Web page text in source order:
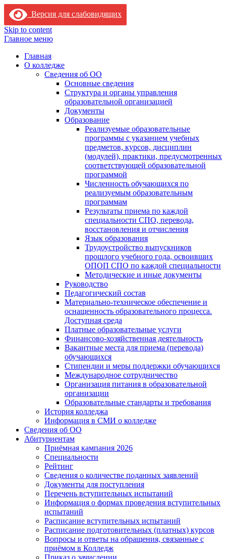
Версия для слабовидящих
Skip to content
Главное меню
Главная
О колледже
Сведения об ОО
Основные сведения
Структура и органы управления
образовательной организацией
Документы
Образование
Реализуемые образовательные
программы с указанием учебных
предметов, курсов, дисциплин
(модулей), практики, предусмотренных
соответствующей образовательной
программой
Численность обучающихся по
реализуемым образовательным
программам
Результаты приема по каждой
специальности СПО, перевода,
восстановления и отчисления
Язык образования
Трудоустройство выпускников
прошлого учебного года, освоивших
ОПОП СПО по каждой специальности
Методические и иные документы
Руководство
Педагогический состав
Материально-техническое обеспечение и
оснащенность образовательного процесса.
Доступная среда
Платные образовательные услуги
Финансово-хозяйственная деятельность
Вакантные места для приема (перевода)
обучающихся
Стипендии и меры поддержки обучающихся
Международное сотрудничество
Организация питания в образовательной
организации
Образовательные стандарты и требования
История колледжа
Информация в СМИ о колледже
Сведения об ОО
Абитуриентам
Приёмная кампания 2026
Специальности
Рейтинг
Сведения о количестве поданных заявлений
Документы для поступления
Перечень вступительных испытаний
Информация о формах проведения вступительных
испытаний
Расписание вступительных испытаний
Расписание подготовительных (платных) курсов
Вопросы и ответы на обращения, связанные с
приёмом в Колледж
Приказ о зачислении